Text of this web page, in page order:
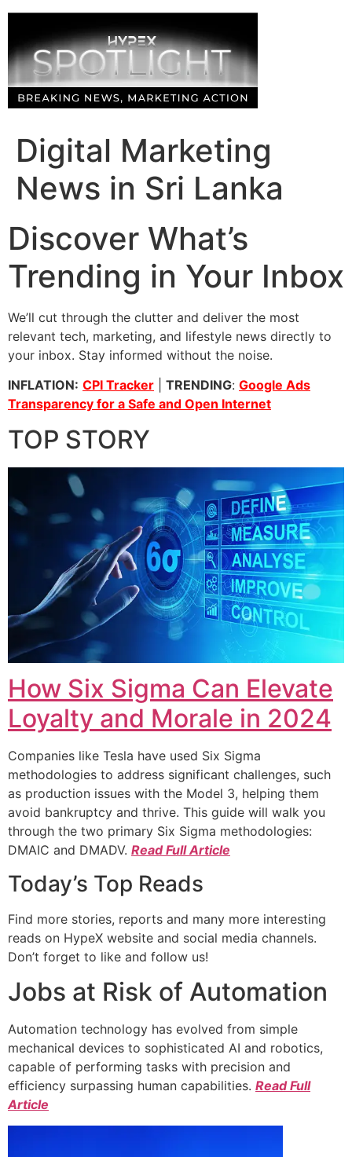
Skip
content
Digital Marketing
News in Sri Lanka
Discover What’s
Trending in Your Inbox
We’ll cut through the clutter and deliver the most
relevant tech, marketing, and lifestyle news directly to
your inbox. Stay informed without the noise.
INFLATION: CPI Tracker TRENDING: Google Ads
Transparency for a Safe and Open Internet
TOP STORY
How Six Sigma Can Elevate
Loyalty and Morale in 2024
Companies like Tesla have used Six Sigma
methodologies to address significant challenges, such
as production issues with the Model 3, helping them
avoid bankruptcy and thrive. This guide will walk you
through the two primary Six Sigma methodologies:
DMAIC and DMADV. Read Full Article
Today’s Top Reads
Find more stories, reports and many more interesting
reads on HypeX website and social media channels.
Don’t forget to like and follow us!
Jobs at Risk of Automation
Automation technology has evolved from simple
mechanical devices to sophisticated AI and robotics,
capable of performing tasks with precision and
efficiency surpassing human capabilities. Read Full
Article